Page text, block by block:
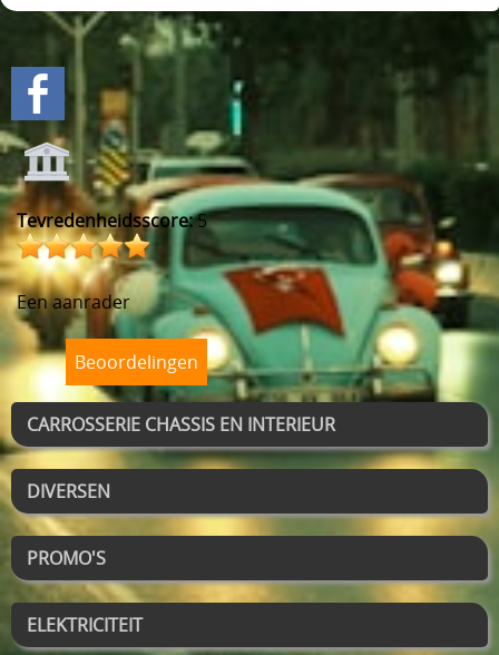
Tevredenheidsscore:5
Een aanrader
Beoordelingen
CARROSSERIE CHASSIS EN INTERIEUR
DIVERSEN
PROMO'S
ELEKTRICITEIT